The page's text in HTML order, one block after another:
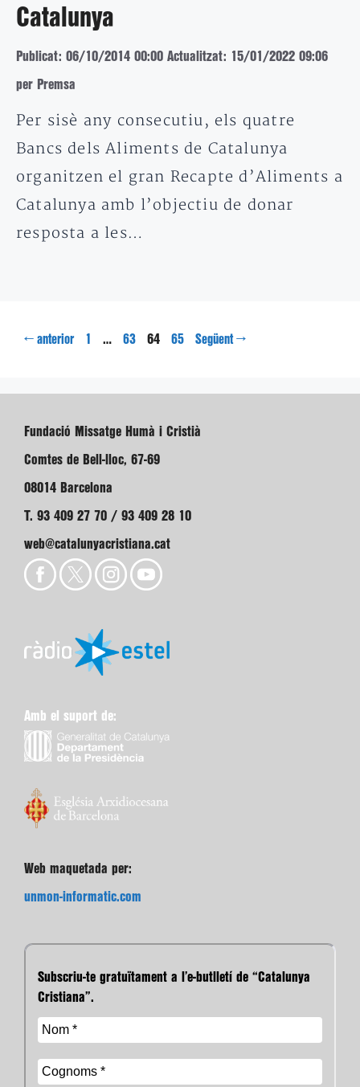
Catalunya
Publicat: 06/10/2014 00:00 Actualitzat: 15/01/2022 09:06
per Premsa
Per sisè any consecutiu, els quatre
Bancs dels Aliments de Catalunya
organitzen el gran Recapte d’Aliments a
Catalunya amb l’objectiu de donar
resposta a les…
← anterior Pàgina
… Pàgina
63 Pàgina
64 Pàgina
65 Següent →
Fundació Missatge Humà i Cristià
Comtes de Bell-lloc, 67-69
08014 Barcelona
T. 93 409 27 70 / 93 409 28 10
web@catalunyacristiana.cat
Amb el suport de:
Web maquetada per:
unmon-informatic.com
Subscriu-te gratuïtament a l’e-butlletí de “Catalunya
Cristiana”.